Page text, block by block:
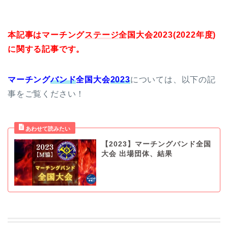
本記事はマーチングステージ全国大会2023(2022年度)
に関する記事です。
マーチングバンド全国大会2023については、以下の記
事をご覧ください！
【2023】マーチングバンド全国
大会 出場団体、結果